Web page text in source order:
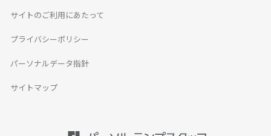
サイトのご利用にあたって
プライバシーポリシー
パーソナルデータ指針
サイトマップ